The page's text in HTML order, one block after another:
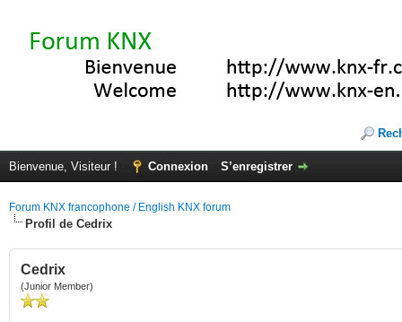
Bienvenue, Visiteur ! Connexion S’enregistrer
Forum KNX francophone / English KNX forum
Profil de Cedrix
Cedrix
(Junior Member)